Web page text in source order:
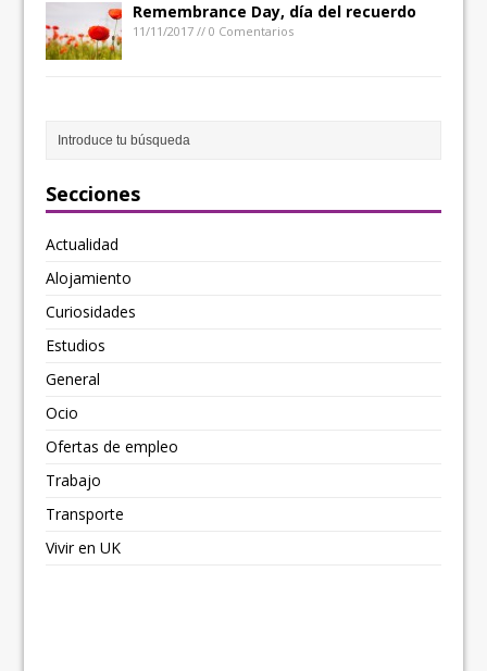
Remembrance Day, día del recuerdo
11/11/2017 // 0 Comentarios
Secciones
Actualidad
Alojamiento
Curiosidades
Estudios
General
Ocio
Ofertas de empleo
Trabajo
Transporte
Vivir en UK